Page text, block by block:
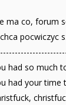
ma co, forum
pocwiczyc
had so much
had your time